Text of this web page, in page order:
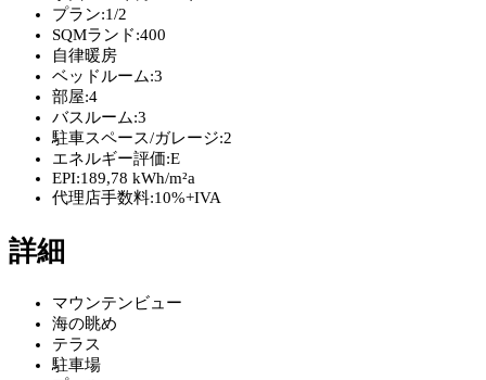
プラン:1/2
SQMランド:400
自律暖房
ベッドルーム:3
部屋:4
バスルーム:3
駐車スペース/ガレージ:2
エネルギー評価:E
EPI:189,78 kWh/m²a
代理店手数料:10%+IVA
詳細
マウンテンビュー
海の眺め
テラス
駐車場